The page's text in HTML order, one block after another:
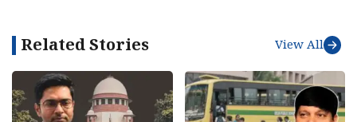
Related Stories View All